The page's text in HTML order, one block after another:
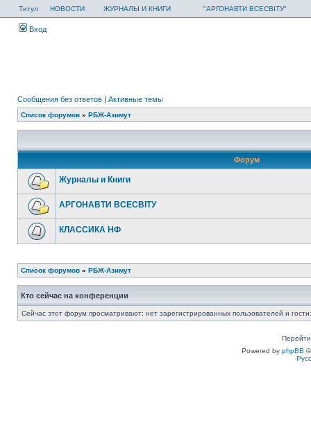
Титул НОВОСТИ ЖУРНАЛЫ И КНИГИ "АРГОНАВТИ ВСЕСВІТУ"
Вход
Сообщения без ответов | Активные темы
Список форумов » РБЖ-Азимут
Форум
Журналы и Книги
АРГОНАВТИ ВСЕСВIТУ
КЛАССИКА НФ
Список форумов » РБЖ-Азимут
Кто сейчас на конференции
Сейчас этот форум просматривают: нет зарегистрированных пользователей и
Powered by phpBB